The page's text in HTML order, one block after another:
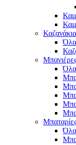
Καζανάκια
Όλα
Όλα
Όλα